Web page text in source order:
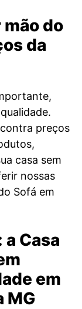
do
da
preços
casa sem
nossas
Sofá em
Casa
em
MG